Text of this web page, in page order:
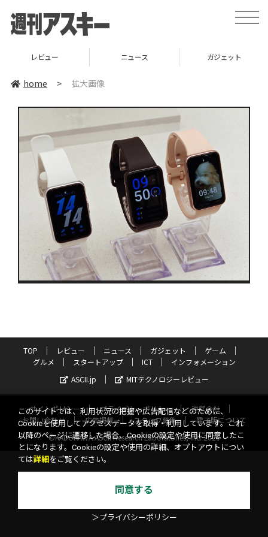
toggle
レビュー ニュース ガジェット
home > 拡大画像
TOP レビュー ニュース ガジェット
ゲーム
グルメ
スタートアップ ICT
インフォメーション
ASCII.jp
MITテクノロジーレビュー
サイトポリシー プライバシーポリシー
運営会社
お問い合わせ
広告掲載 スタッフ募集
電子版について
©KADOKAWA ASCII Research Laboratories, Inc. 2026
このサイトでは、利用状況の把握や広告配信などのために、
Cookieを使用してアクセスデータを取得・利用しています。これ
以降のページに遷移した場合、Cookieの設定や使用に同意したこ
とになります。Cookieの設定や使用の詳細、オプトアウトについ
ては詳細 をご覧ください。
同意する
＞プライバシーポリシー